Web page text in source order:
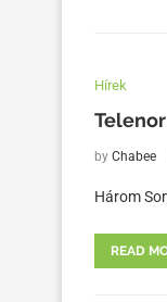
Hírek
by Chabee
Három
READ